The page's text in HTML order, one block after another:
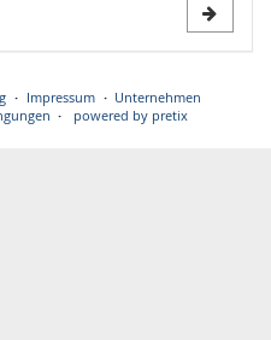
Impressum
Unternehmen
powered by pretix